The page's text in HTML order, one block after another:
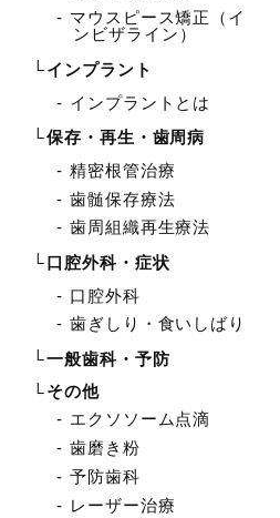
マウスピース矯正（イ
ンビザライン）
インプラント
インプラントとは
保存・再生・歯周病
精密根管治療
歯髄保存療法
歯周組織再生療法
口腔外科・症状
口腔外科
歯ぎしり・食いしばり
一般歯科・予防
その他
エクソソーム点滴
歯磨き粉
予防歯科
レーザー治療